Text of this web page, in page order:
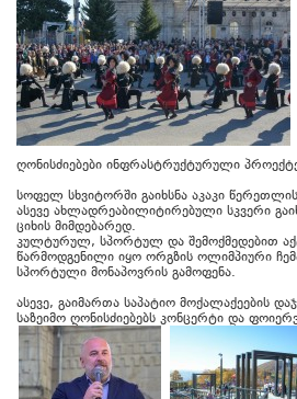
ღონისძიებები ინფრასტრუქტურული
სოფელ სხვიტორში გაიხსნა აკაკი
ასევე ახლადრეაბილიტირებული სკვერი
ციხის მიმდებარედ.
კულტურულ, სპორტულ და შემოქმედებით
წარმოდგენილი იყო ორგზის ოლიმპიური
სპორტული მონაპოვრის გამოფენა.
ასევე, გაიმართა საპატიო მოქალაქეების
საზეიმო ღონისძიებებს კონცერტი და